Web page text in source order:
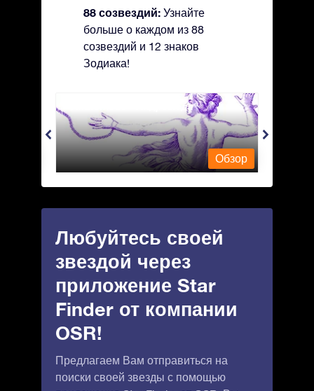
88 созвездий: Узнайте
больше о каждом из 88
созвездий и 12 знаков
Зодиака!
Andromeda - Андромеда
Обзор
Любуйтесь своей
звездой через
приложение Star
Finder от компании
OSR!
Предлагаем Вам отправиться на
поиски своей звезды с помощью